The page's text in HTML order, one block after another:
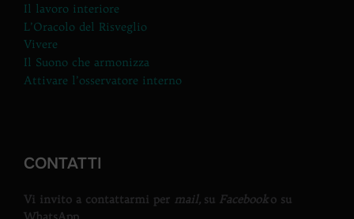
Il lavoro interiore
L’Oracolo del Risveglio
Vivere
Il Suono che armonizza
Attivare l’osservatore interno
CONTATTI
Vi invito a contattarmi per mail, su Facebooko su